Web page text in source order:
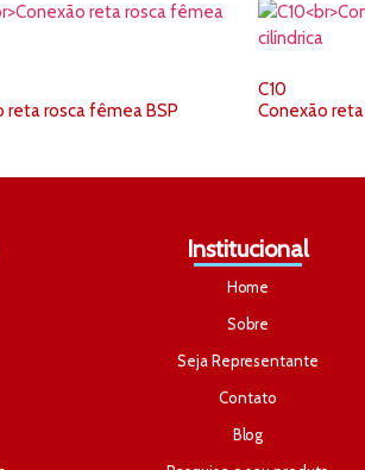
reta rosca fêmea BSP
C10
Conexão
Institucional
Home
Sobre
Seja Representante
Contato
Blog